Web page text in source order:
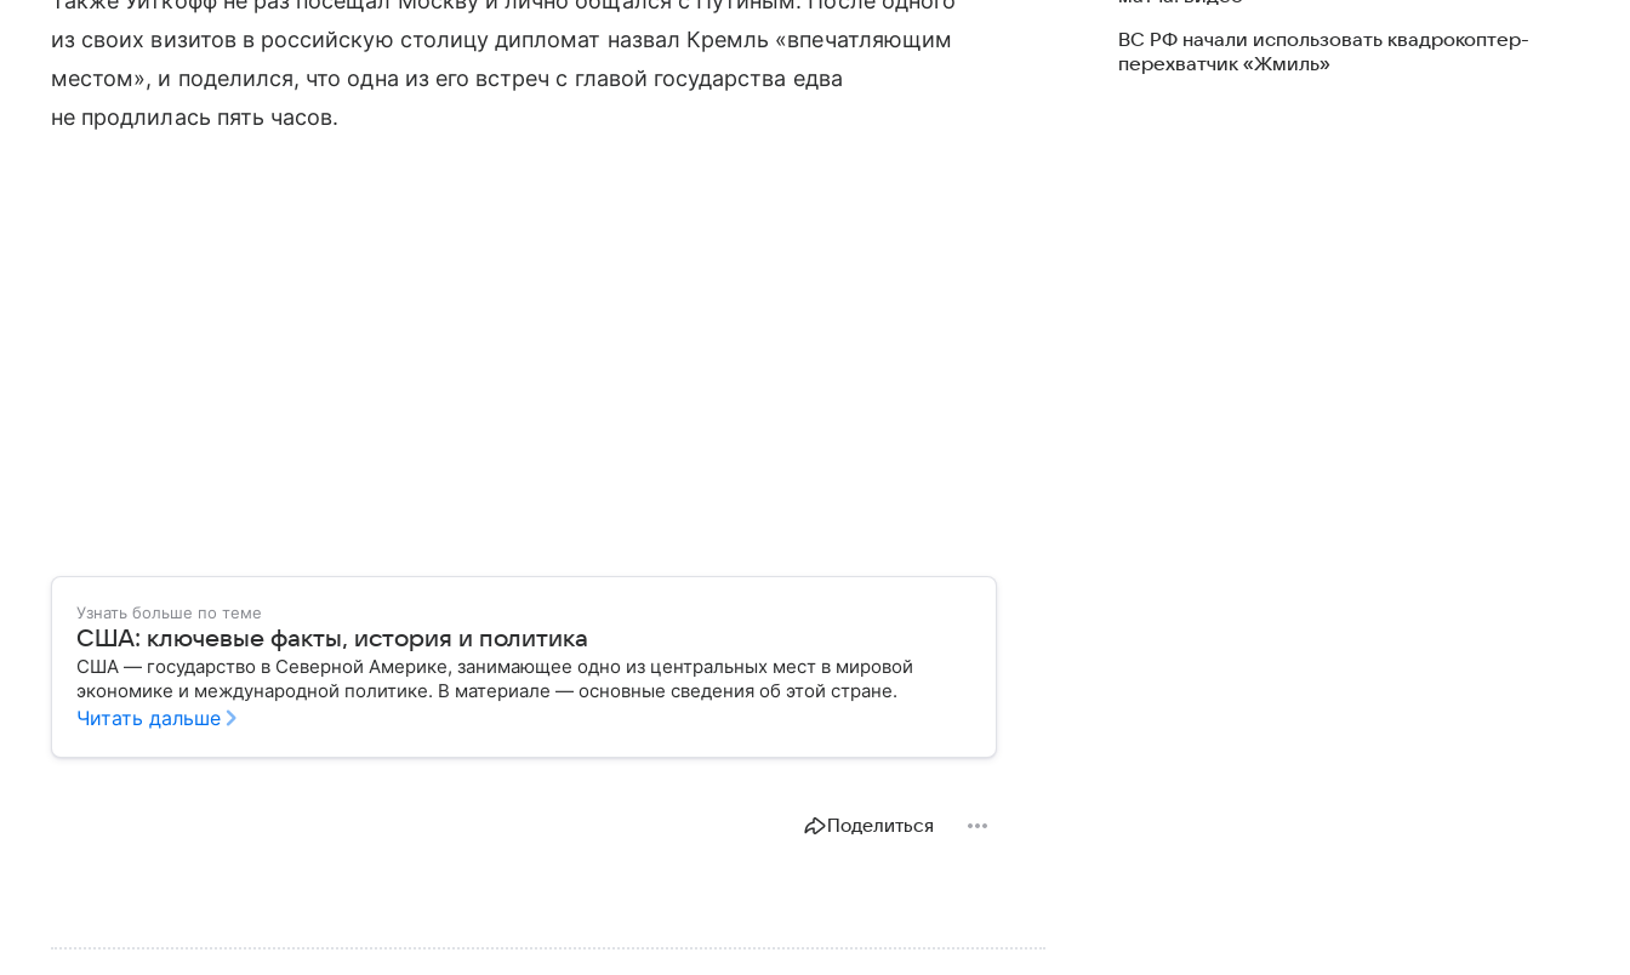
из своих визитов в российскую столицу дипломат назвал Кремль «впечатляющим
местом», и поделился, что одна из его встреч с главой государства едва
не продлилась пять часов.
Узнать больше по теме
США: ключевые факты, история и политика
США — государство в Северной Америке, занимающее одно из центральных мест в мировой
экономике и международной политике. В материале — основные сведения об этой стране.
Читать дальше
Поделиться
ВС РФ начали использовать квадрокоптер-
перехватчик «Жмиль»